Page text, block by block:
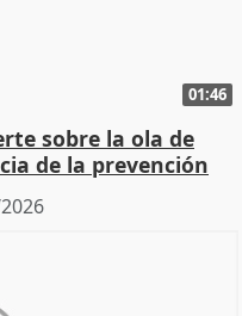
01:46
sobre la ola de
de la prevención